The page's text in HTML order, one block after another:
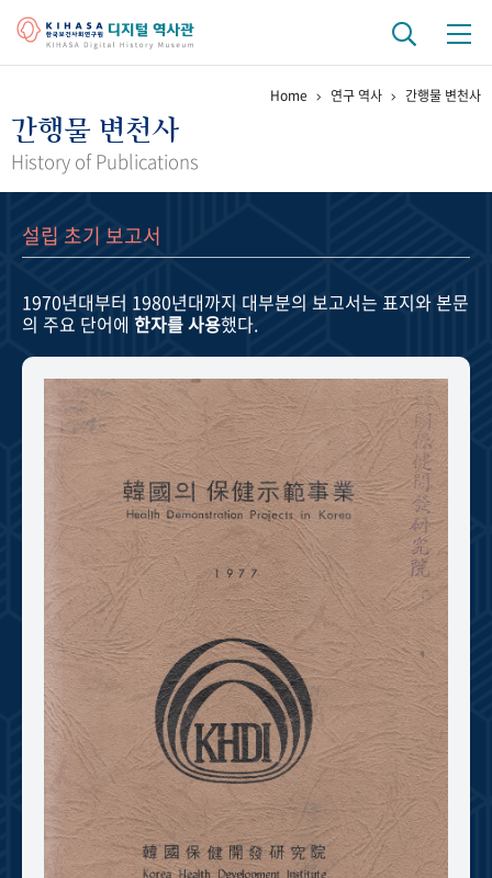
걸어온 길 기관 변천사
정책과 연구 키워드로 보는 연구 역사
연구자들
기록물 아카이브
사진 아카이브 문서 기록물 행정박물 영상 기록물
주년 기념
성과 50선 숫자로 보는 50년 50+1주년 광장
세계와 함께 한 KIHASA
VR 역사관
Home 연구 역사 간행물 변천사
간행물 변천사
History of Publications
설립 초기 보고서
1970년대부터 1980년대까지 대부분의 보고서는 표지와 본문
의 주요 단어에 한자를 사용했다.